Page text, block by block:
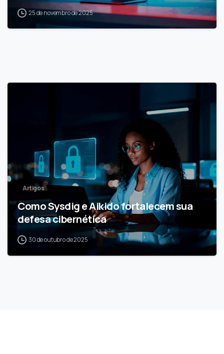
25 de novembro de 2025
Artigos
Como Sysdig e Aikido fortalecem sua
defesa cibernética
30 de outubro de 2025